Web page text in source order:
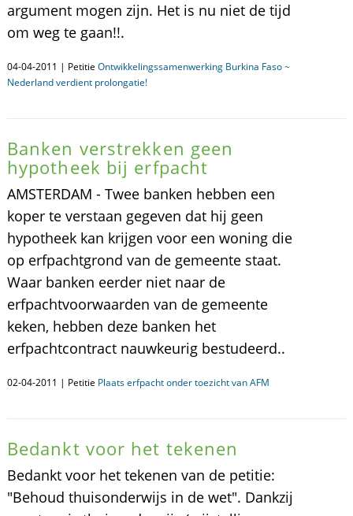
argument mogen zijn. Het is nu niet de tijd
om weg te gaan!!.
04-04-2011 | Petitie Ontwikkelingssamenwerking Burkina Faso ~
Nederland verdient prolongatie!
Banken verstrekken geen
hypotheek bij erfpacht
AMSTERDAM - Twee banken hebben een
koper te verstaan gegeven dat hij geen
hypotheek kan krijgen voor een woning die
op erfpachtgrond van de gemeente staat.
Waar banken eerder niet naar de
erfpachtvoorwaarden van de gemeente
keken, hebben deze banken het
erfpachtcontract nauwkeurig bestudeerd..
02-04-2011 | Petitie Plaats erfpacht onder toezicht van AFM
Bedankt voor het tekenen
Bedankt voor het tekenen van de petitie:
"Behoud thuisonderwijs in de wet". Dankzij